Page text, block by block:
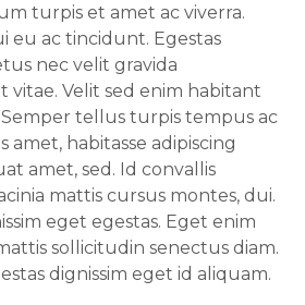
turpis et amet ac viverra.
eu ac tincidunt. Egestas
nec velit gravida
Velit sed enim habitant
tellus turpis tempus ac
amet, habitasse adipiscing
amet, sed. Id convallis
mattis cursus montes, dui.
eget egestas. Eget enim
sollicitudin senectus diam.
dignissim eget id aliquam.